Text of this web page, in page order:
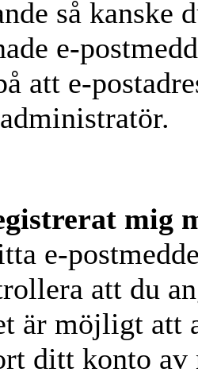
så kanske
e-
att e-
mig
e-
att du
är möjligt att
ditt konto av